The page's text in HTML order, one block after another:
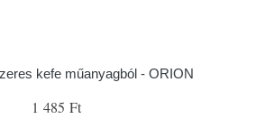
kefe műanyagból - ORION
1 485 Ft